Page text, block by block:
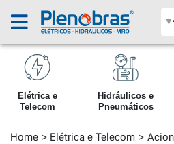
Elétrica e
Telecom
Hidráulicos e
Pneumáticos
Home Elétrica e Telecom